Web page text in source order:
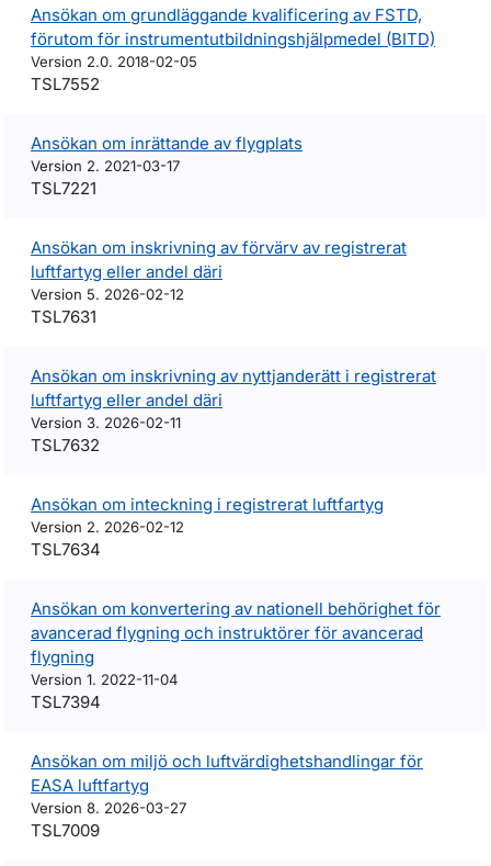
Ansökan om grundläggande kvalificering av FSTD,
förutom för instrumentutbildningshjälpmedel (BITD)
Version 2.0. 2018-02-05
TSL7552
Ansökan om inrättande av flygplats
Version 2. 2021-03-17
TSL7221
Ansökan om inskrivning av förvärv av registrerat
luftfartyg eller andel däri
Version 5. 2026-02-12
TSL7631
Ansökan om inskrivning av nyttjanderätt i registrerat
luftfartyg eller andel däri
Version 3. 2026-02-11
TSL7632
Ansökan om inteckning i registrerat luftfartyg
Version 2. 2026-02-12
TSL7634
Ansökan om konvertering av nationell behörighet för
avancerad flygning och instruktörer för avancerad
flygning
Version 1. 2022-11-04
TSL7394
Ansökan om miljö och luftvärdighetshandlingar för
EASA luftfartyg
Version 8. 2026-03-27
TSL7009